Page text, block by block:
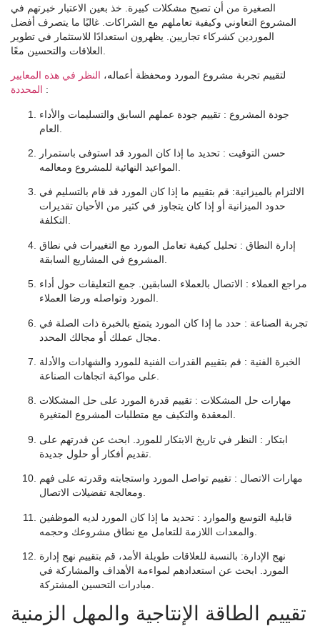
الصغيرة من أن تصبح مشكلات كبيرة. خذ بعين الاعتبار خبرتهم في
المشروع التعاوني وكيفية تعاملهم مع الشراكات. غالبًا ما يتصرف أفضل
الموردين كشركاء تجاريين. يظهرون استعدادًا للاستثمار في تطوير
لتقييم تجربة مشروع المورد ومحفظة أعماله، النظر في هذه المعايير
:
جودة المشروع : تقييم جودة عملهم السابق والتسليمات والأداء
حسن التوقيت : تحديد ما إذا كان المورد قد استوفى باستمرار
الالتزام بالميزانية: قم بتقييم ما إذا كان المورد قد قام بالتسليم في
حدود الميزانية أو إذا كان يتجاوز في كثير من الأحيان تقديرات
التكلفة.
إدارة النطاق : تحليل كيفية تعامل المورد مع التغييرات في نطاق
مراجع العملاء : الاتصال بالعملاء السابقين. جمع التعليقات حول أداء
المورد وتواصله ورضا العملاء.
تجربة الصناعة : حدد ما إذا كان المورد يتمتع بالخبرة ذات الصلة في
الخبرة الفنية : قم بتقييم القدرات الفنية للمورد والشهادات والأدلة
مهارات حل المشكلات : تقييم قدرة المورد على حل المشكلات
المعقدة والتكيف مع متطلبات المشروع المتغيرة.
ابتكار : النظر في تاريخ الابتكار للمورد. ابحث عن قدرتهم على
مهارات الاتصال : تقييم تواصل المورد واستجابته وقدرته على فهم
ومعالجة تفضيلات الاتصال.
قابلية التوسع والموارد : تحديد ما إذا كان المورد لديه الموظفين
نهج الإدارة: بالنسبة للعلاقات طويلة الأمد، قم بتقييم نهج إدارة
المورد. ابحث عن استعدادهم لمواءمة الأهداف والمشاركة في
تقييم الطاقة الإنتاجية والمهل الزمنية